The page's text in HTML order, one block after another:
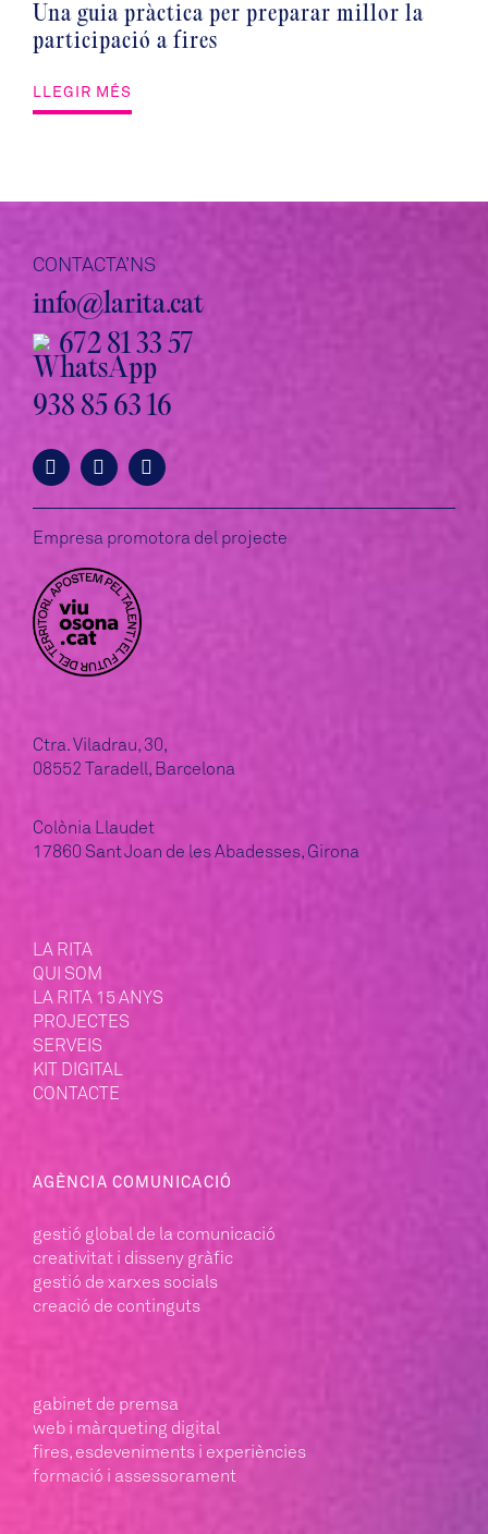
Una guia pràctica per preparar millor la
participació a fires
LLEGIR MÉS
CONTACTA’NS
info@larita.cat
672 81 33 57
938 85 63 16
Empresa promotora del projecte
Ctra. Viladrau, 30,
08552 Taradell, Barcelona
Colònia Llaudet
17860 Sant Joan de les Abadesses, Girona
LA RITA
QUI SOM
LA RITA 15 ANYS
PROJECTES
SERVEIS
KIT DIGITAL
CONTACTE
AGÈNCIA COMUNICACIÓ
gestió global de la comunicació
creativitat i disseny gràfic
gestió de xarxes socials
creació de continguts
gabinet de premsa
web i màrqueting digital
fires, esdeveniments i experiències
formació i assessorament